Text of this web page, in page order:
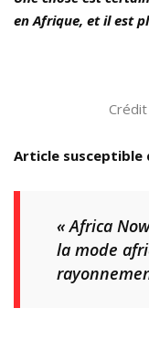
en Afrique, et il est
Article susceptible
« Africa
la mode